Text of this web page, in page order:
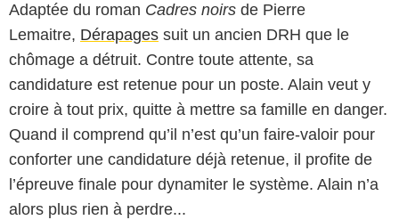
Adaptée du roman Cadres noirs de Pierre
Lemaitre, Dérapages suit un ancien DRH que le
chômage a détruit. Contre toute attente, sa
candidature est retenue pour un poste. Alain veut y
croire à tout prix, quitte à mettre sa famille en danger.
Quand il comprend qu’il n’est qu’un faire-valoir pour
conforter une candidature déjà retenue, il profite de
l’épreuve finale pour dynamiter le système. Alain n’a
alors plus rien à perdre...